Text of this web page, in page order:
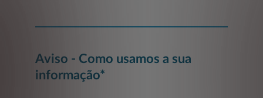
Aviso - Como usamos a sua
informação*